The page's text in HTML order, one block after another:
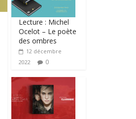
Lecture : Michel
Ocelot – Le poète
des ombres
12 décembre
2022
0